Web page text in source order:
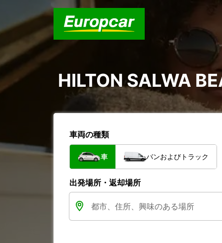
HILTON SALWA
車両の種類
車 バンおよびトラック
出発場所・返却場所